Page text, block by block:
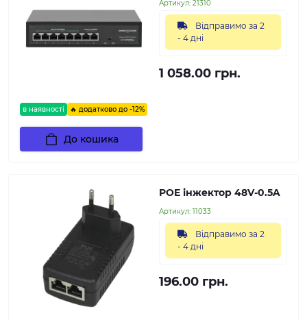
в наявності 🔥 додатково до -12%
Артикул: 21310
Відправимо за 2
- 4 дні
1 058.00 грн.
До кошика
POE інжектор 48V-0.5A
Артикул: 11033
Відправимо за 2
- 4 дні
196.00 грн.